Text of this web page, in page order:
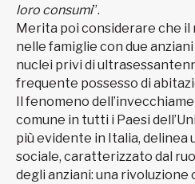
loro consumi”.
Merita poi considerare che il
nelle famiglie con due
nuclei privi di
frequente possesso di
Il fenomeno
comune in tutti i Paesi
più evidente in Italia, delinea
sociale, caratterizzato dal
degli anziani: una rivoluzione